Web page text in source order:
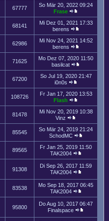
67777
So Mär 20, 2022 09:24
Frase
68141
Mi Dez 01, 2021 17:33
berens
62986
Mi Nov 24, 2021 14:52
berens
71625
Mo Dez 07, 2020 11:50
basilcat
67200
So Jul 19, 2020 21:47
i0n0s
108726
Fr Jan 17, 2020 13:53
Flash
81478
Mi Nov 20, 2019 10:38
Vinz
85545
So Mär 24, 2019 21:24
SchodMC
89565
Fr Jan 25, 2019 11:50
TAK2004
91308
Di Sep 26, 2017 11:59
TAK2004
83538
Mo Sep 18, 2017 06:45
TAK2004
95800
Do Aug 10, 2017 06:47
Finalspace